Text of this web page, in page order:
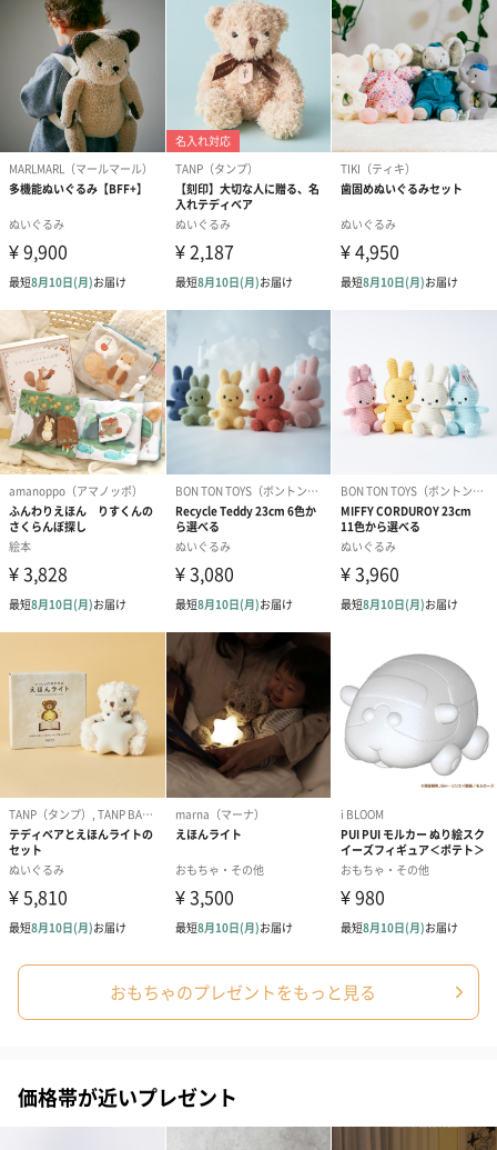
ハンドタオル・ハンカチ
ハンドタオル・ハンカチを同梱してお届けいたします。ギフトへ
の＋αにおすすめです。
花束ハンドタオル（ピ
ンク）（1,760円）
花束ハンドタオル（ブ
ルー）（1,760円）
ワイト）（
おもちゃのプレゼントをもっと見る
価格帯が近いプレゼント